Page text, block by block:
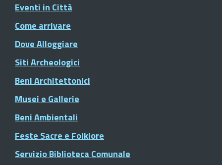
Eventi in Città
Come arrivare
Dove Alloggiare
Siti Archeologici
Beni Architettonici
Musei e Gallerie
Beni Ambientali
Feste Sacre e Folklore
Servizio Biblioteca Comunale